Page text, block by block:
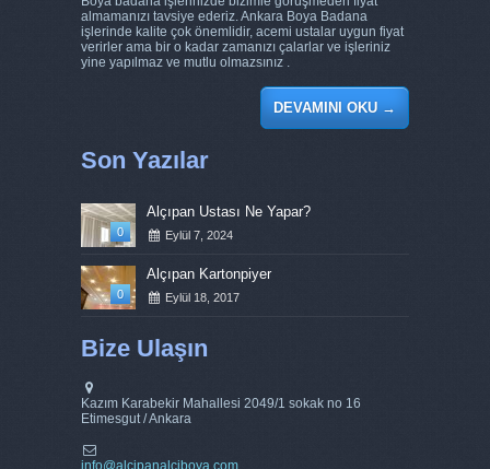
almamanızı tavsiye ederiz. Ankara Boya Badana
işlerinde kalite çok önemlidir, acemi ustalar uygun fiyat
verirler ama bir o kadar zamanızı çalarlar ve işleriniz
yine yapılmaz ve mutlu olmazsınız .
DEVAMINI OKU→
Son Yazılar
0
Alçıpan Ustası Ne Yapar?
Eylül 7, 2024
0
Alçıpan Kartonpiyer
Eylül 18, 2017
Bize Ulaşın
Kazım Karabekir Mahallesi 2049/1 sokak no 16
Etimesgut / Ankara
info@alcipanalciboya.com